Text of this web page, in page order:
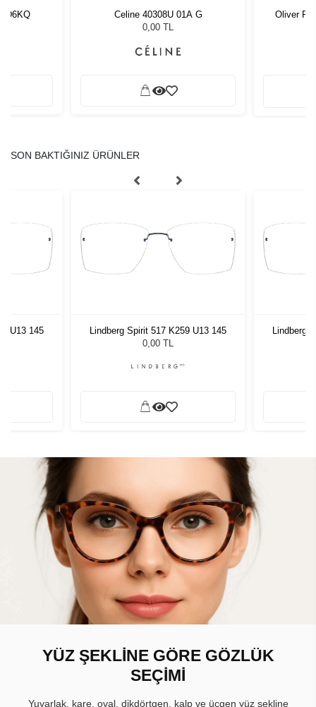
Celine 40308U 01A G
0,00 TL
Oliver
SON BAKTIĞINIZ ÜRÜNLER
U13 145
Lindberg Spirit 517 K259 U13 145
0,00 TL
Lindberg
YÜZ ŞEKLİNE GÖRE GÖZLÜK
SEÇİMİ
Yuvarlak, kare, oval, dikdörtgen, kalp ve üçgen yüz şekline